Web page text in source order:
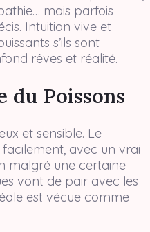
mais parfois
Intuition vive et
s’ils sont
rêves et réalité.
du Poissons
et sensible. Le
avec un vrai
malgré une certaine
vont de pair avec les
est vécue comme